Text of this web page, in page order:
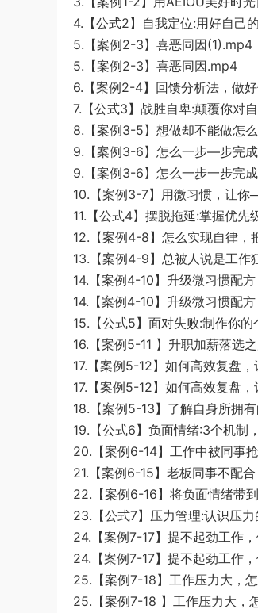
4.【公式2】自我定位:用好自己
5.【案例2-3】喜恶同因(1).mp4
5.【案例2-3】喜恶同因.mp4
6.【案例2-4】回馈分析法，做
7.【公式3】战胜自卑:颠覆你对
8.【案例3-5】想做却不能做怎
9.【案例3-6】怎么一步—步完
9.【案例3-6】怎么一步一步完
10.【案例3-7】用微习惯，让你
11.【公式4】摆脱拖延:掌握优
12.【案例4-8】怎么实现自律，
13.【案例4-9】总被人说是工作
14.【案例4-10】升级微习惯配
14.【案例4-10】升级微习惯配
15.【公式5】面对失败:制作你
16.【案例5-11 】升职加薪落选
17.【案例5-12】如何高效复盘
17.【案例5-12】如何高效复盘
18.【案例5-13】了解自身所拥
19.【公式6】负面情绪:3个机制
20.【案例6-14】工作中被同事
21.【案例6-15】老板同事不配
22.【案例6-16】将负面情绪带
23.【公式7】压力管理:认识压
24.【案例7-17】提不起劲工作
24.【案例7-17】提不起劲工作
25.【案例7-18】工作压力大，
25.【案例7-18 】工作压力大，